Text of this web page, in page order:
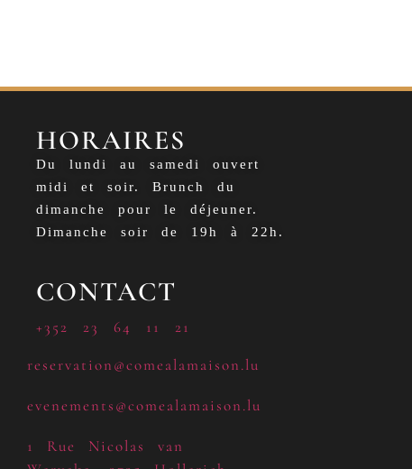
HORAIRES
Du lundi au samedi ouvert
midi et soir. Brunch du
dimanche pour le déjeuner.
Dimanche soir de 19h à 22h.
CONTACT
+352 23 64 11 21
reservation@comealamaison.lu
evenements@comealamaison.lu
1 Rue Nicolas van